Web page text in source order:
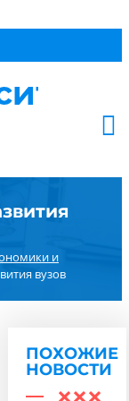
и
вузов
ПОХОЖИЕ
НОВОСТИ